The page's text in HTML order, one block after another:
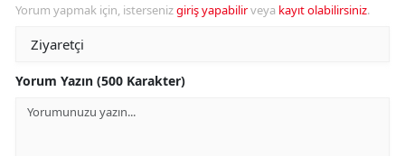
Yorum yapmak için, istersenizgiriş yapabilirveya kayıt olabilirsiniz.
Yorum Yazın (500 Karakter)